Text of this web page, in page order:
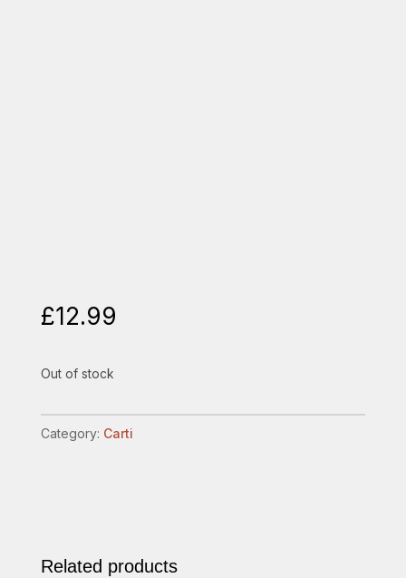
£12.99
Out of stock
Category: Carti
Related products